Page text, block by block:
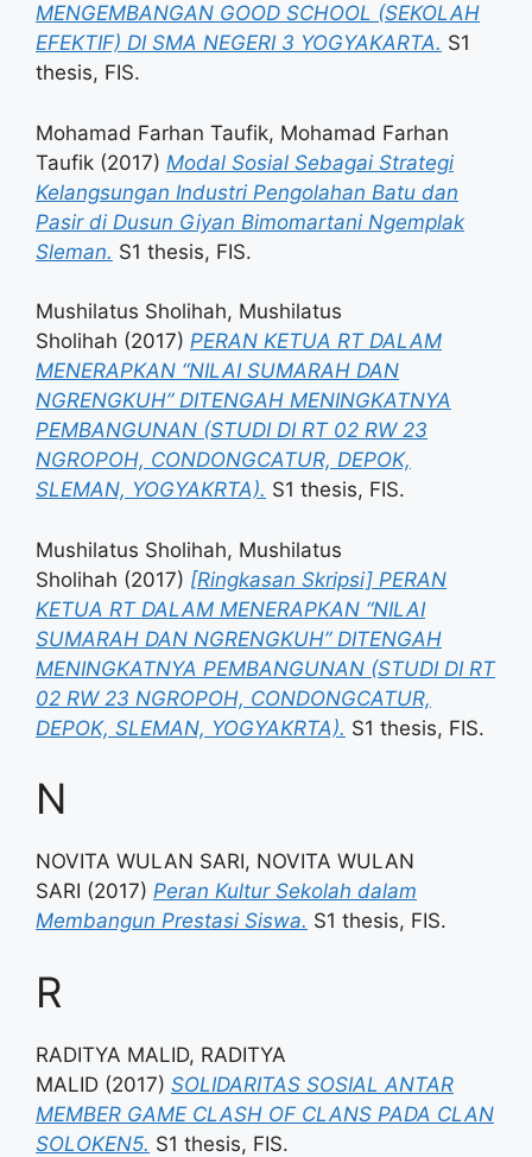
MENGEMBANGAN GOOD SCHOOL (SEKOLAH
EFEKTIF) DI SMA NEGERI 3 YOGYAKARTA. S1
thesis, FIS.
Mohamad Farhan Taufik, Mohamad Farhan
Taufik (2017) Modal Sosial Sebagai Strategi
Kelangsungan Industri Pengolahan Batu dan
Pasir di Dusun Giyan Bimomartani Ngemplak
Sleman. S1 thesis, FIS.
Mushilatus Sholihah, Mushilatus
Sholihah (2017) PERAN KETUA RT DALAM
MENERAPKAN “NILAI SUMARAH DAN
NGRENGKUH” DITENGAH MENINGKATNYA
PEMBANGUNAN (STUDI DI RT 02 RW 23
NGROPOH, CONDONGCATUR, DEPOK,
SLEMAN, YOGYAKRTA). S1 thesis, FIS.
Mushilatus Sholihah, Mushilatus
Sholihah (2017) [Ringkasan Skripsi] PERAN
KETUA RT DALAM MENERAPKAN “NILAI
SUMARAH DAN NGRENGKUH” DITENGAH
MENINGKATNYA PEMBANGUNAN (STUDI DI RT
02 RW 23 NGROPOH, CONDONGCATUR,
DEPOK, SLEMAN, YOGYAKRTA). S1 thesis, FIS.
N
NOVITA WULAN SARI, NOVITA WULAN
SARI (2017) Peran Kultur Sekolah dalam
Membangun Prestasi Siswa. S1 thesis, FIS.
R
RADITYA MALID, RADITYA
MALID (2017) SOLIDARITAS SOSIAL ANTAR
MEMBER GAME CLASH OF CLANS PADA CLAN
SOLOKEN5. S1 thesis, FIS.